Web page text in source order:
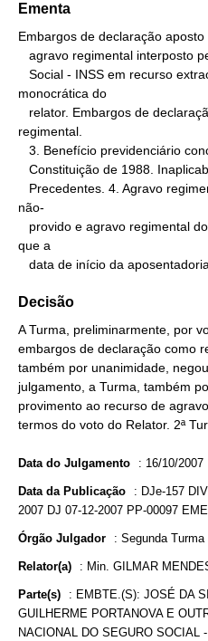
Ementa
Embargos de declaração
monocrática do
regimental.
não-
que a
data de início da
Decisão
A Turma, preliminarmente, por
embargos de declaração como
também por unanimidade,
julgamento, a Turma, também
provimento ao recurso de
termos do voto do Relator. 2ª
Data do Julgamento : 16/10/2007
Data da Publicação : DJe-157
2007 DJ 07-12-2007 PP-00097
Órgão Julgador : Segunda Turma
Relator(a) : Min. GILMAR
Parte(s) : EMBTE.(S): JOSÉ DA
GUILHERME PORTANOVA E
NACIONAL DO SEGURO SOCIAL